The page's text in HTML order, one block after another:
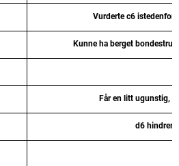
Vurderte c6 istedenfor
Kunne ha berget
Får en litt ugunstig,
d6 hindrer